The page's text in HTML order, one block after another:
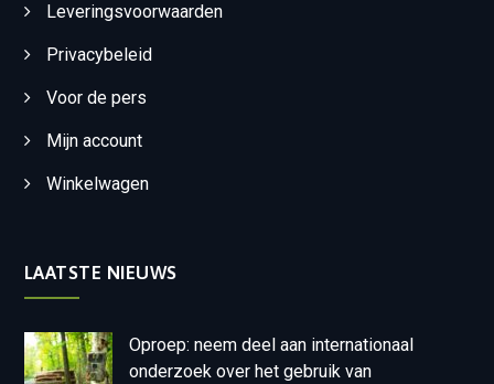
Leveringsvoorwaarden
Privacybeleid
Voor de pers
Mijn account
Winkelwagen
LAATSTE NIEUWS
Oproep: neem deel aan internationaal
onderzoek over het gebruik van